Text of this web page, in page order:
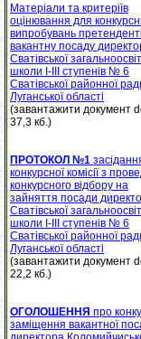
Матеріали та критеріїв
оцінювання для
випробувань
вакантну посаду
Сватівської
школи І-ІІІ ступенів № 6
Сватівської районної
Луганської області
(завантажити документ
37,3 кб.)
ПРОТОКОЛ №1
конкурсної комісії з
конкурсного відбору на
зайняття посади
Сватівської
школи І-ІІІ ступенів № 6
Сватівської районної
Луганської області
(завантажити документ
22,2 кб.)
ОГОЛОШЕННЯ про
заміщення вакантної